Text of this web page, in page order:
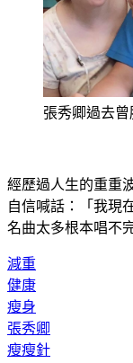
張秀卿過去
經歷過人生的重重
自信喊話：「我現
名曲太多根本唱不
減重
健康
瘦身
張秀卿
瘦瘦針